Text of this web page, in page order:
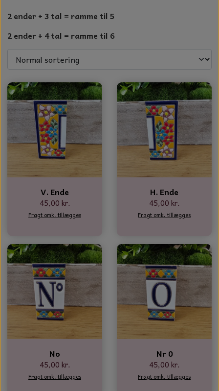
GLAS KUGLER
TIL BOLIG
KERAMIK BLOMSTER
MAD OG HYGGE
DUFT BLOKKE
VINDSPIL
LAMPESKÆRME TIL VINGLAS
HAMAM HÅNDKLÆDER
KERAMIK HUSNUMRE
CANDLE HOUSES
GLAS DECOR
DUFTBLOKKE OG TILBEHØR
KERAMIK BLOMSTER
2 ender + 3 tal = ramme til 5
2 ender + 4 tal = ramme til 6
V. Ende
45,00 kr.
Fragt omk. tillægges
H. Ende
45,00 kr.
Fragt omk. tillægges
No
45,00 kr.
Fragt omk. tillægges
Nr 0
45,00 kr.
Fragt omk. tillægges